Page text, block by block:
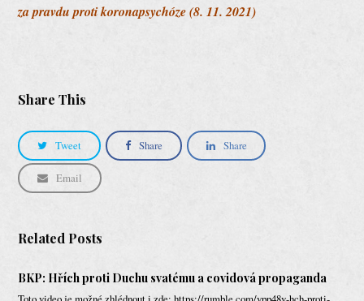
za pravdu proti koronapsychóze (8. 11. 2021)
Share This
Tweet Share Share
Email
Related Posts
BKP: Hřích proti Duchu svatému a covidová propaganda